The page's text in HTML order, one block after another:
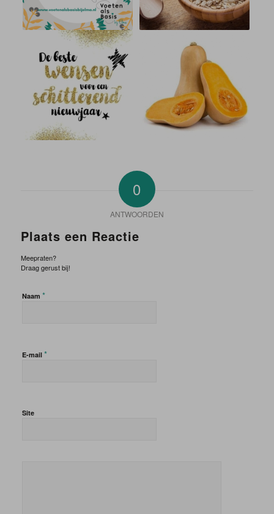
0
ANTWOORDEN
Plaats een Reactie
Meepraten?
Draag gerust bij!
Naam *
E-mail *
Site